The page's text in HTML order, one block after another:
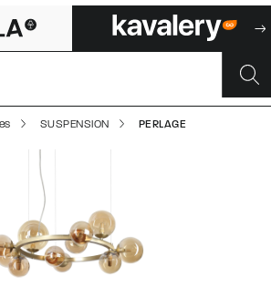
|
au contenu de la page
SUSPENSION PERLAGE